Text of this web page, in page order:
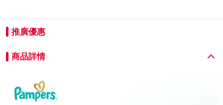
推廣優惠
商品詳情